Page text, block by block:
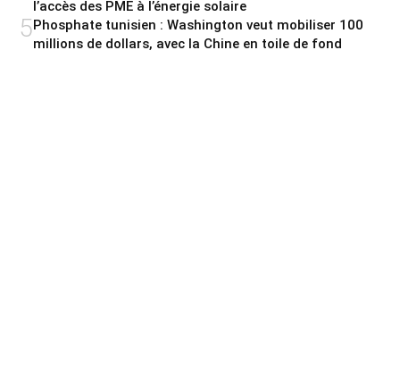
l’accès des PME à l’énergie solaire
5Phosphate tunisien : Washington veut mobiliser 100
millions de dollars, avec la Chine en toile de fond